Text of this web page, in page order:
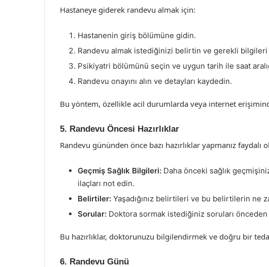
Hastaneye giderek randevu almak için:
Hastanenin giriş bölümüne gidin.
Randevu almak istediğinizi belirtin ve gerekli bilgileri
Psikiyatri bölümünü seçin ve uygun tarih ile saat
Randevu onayını alın ve detayları kaydedin.
Bu yöntem, özellikle acil durumlarda veya internet
5. Randevu Öncesi Hazırlıklar
Randevu gününden önce bazı hazırlıklar yapmanız faydalı
Geçmiş Sağlık Bilgileri: Daha önceki sağlık
ilaçları not edin.
Belirtiler: Yaşadığınız belirtileri ve bu belirtilerin ne
Sorular: Doktora sormak istediğiniz soruları önceden
Bu hazırlıklar, doktorunuzu bilgilendirmek ve doğru bir
6. Randevu Günü